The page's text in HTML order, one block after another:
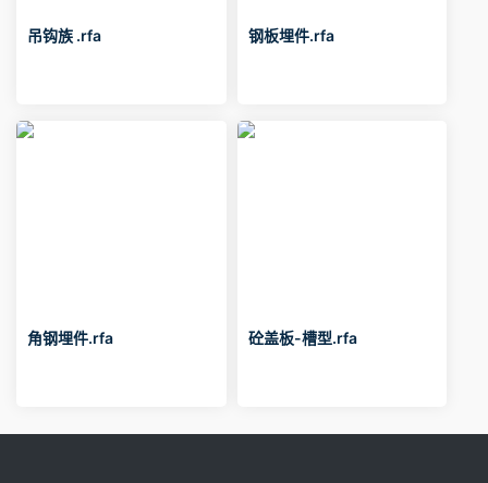
吊钩族 .rfa 钢板埋件.rfa
角钢埋件.rfa 砼盖板-槽型.rfa